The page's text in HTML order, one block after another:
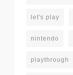
let's play
nintendo
playthrough